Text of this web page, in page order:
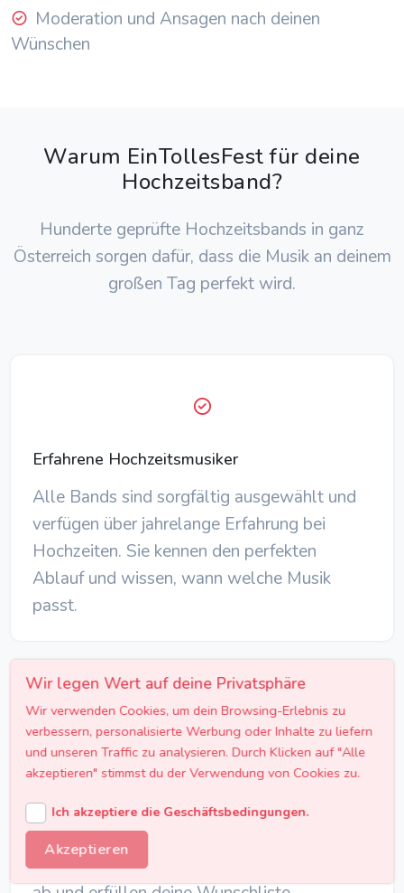
Moderation und Ansagen nach deinen
Wünschen
Warum EinTollesFest für deine
Hochzeitsband?
Hunderte geprüfte Hochzeitsbands in ganz
Österreich sorgen dafür, dass die Musik an deinem
großen Tag perfekt wird.
Erfahrene Hochzeitsmusiker
Alle Bands sind sorgfältig ausgewählt und
verfügen über jahrelange Erfahrung bei
Hochzeiten. Sie kennen den perfekten
Ablauf und wissen, wann welche Musik
passt.
Vielseitiges Repertoire
Von romantischer Trauungsmusik über
eleganten Jazz bis hin zu mitreißenden
Partyhits - unsere Bands decken alle Genres
Wir legen Wert auf deine Privatsphäre
Wir verwenden Cookies, um dein Browsing-Erlebnis zu
verbessern, personalisierte Werbung oder Inhalte zu liefern
und unseren Traffic zu analysieren. Durch Klicken auf "Alle
akzeptieren" stimmst du der Verwendung von Cookies zu.
Ich akzeptiere die Geschäftsbedingungen.
Akzeptieren